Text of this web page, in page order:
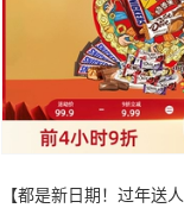
【都是新日期！过年送